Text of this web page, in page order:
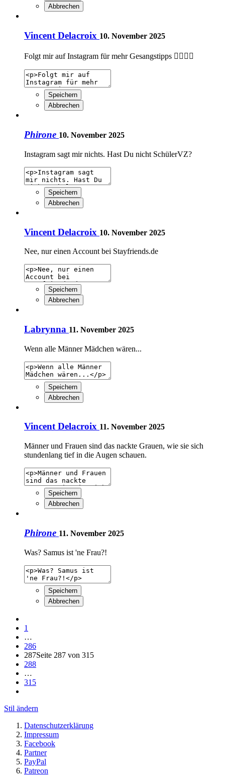
Abbrechen
Vincent Delacroix 10. November 2025
Folgt mir auf Instagram für mehr Gesangstipps 👇🏻👇🏻
Speichern
Abbrechen
Phirone 10. November 2025
Instagram sagt mir nichts. Hast Du nicht SchülerVZ?
Speichern
Abbrechen
Vincent Delacroix 10. November 2025
Nee, nur einen Account bei Stayfriends.de
Speichern
Abbrechen
Labrynna 11. November 2025
Wenn alle Männer Mädchen wären...
Speichern
Abbrechen
Vincent Delacroix 11. November 2025
Männer und Frauen sind das nackte Grauen, wie sie sich
stundenlang tief in die Augen schauen.
Speichern
Abbrechen
Phirone 11. November 2025
Was? Samus ist 'ne Frau?!
Speichern
Abbrechen
1
…
286
287Seite 287 von 315
288
…
315
Stil ändern
Datenschutzerklärung
Impressum
Facebook
Partner
PayPal
Patreon